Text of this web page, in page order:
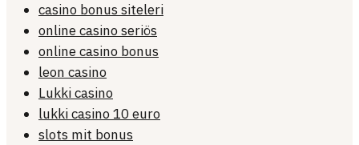
casino bonus siteleri
online casino seriös
online casino bonus
leon casino
Lukki casino
lukki casino 10 euro
slots mit bonus